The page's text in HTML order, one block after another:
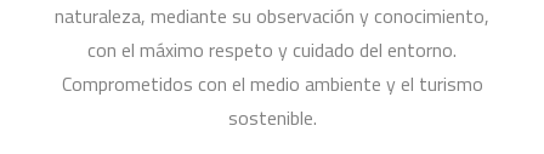
naturaleza, mediante su observación y conocimiento,
con el máximo respeto y cuidado del entorno.
Comprometidos con el medio ambiente y el turismo
sostenible.